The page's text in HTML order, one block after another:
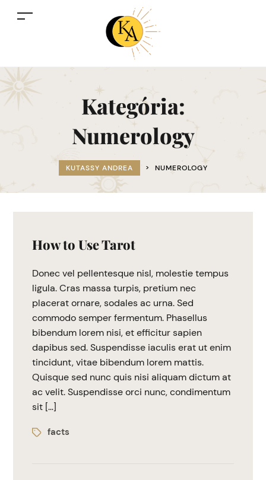
Kategória:
Numerology
KUTASSY ANDREA > NUMEROLOGY
How to Use Tarot
Donec vel pellentesque nisl, molestie tempus
ligula. Cras massa turpis, pretium nec
placerat ornare, sodales ac urna. Sed
commodo semper fermentum. Phasellus
bibendum lorem nisi, et efficitur sapien
dapibus sed. Suspendisse iaculis erat ut enim
tincidunt, vitae bibendum lorem mattis.
Quisque sed nunc quis nisi aliquam dictum at
ac velit. Suspendisse orci nunc, condimentum
sit […]
facts